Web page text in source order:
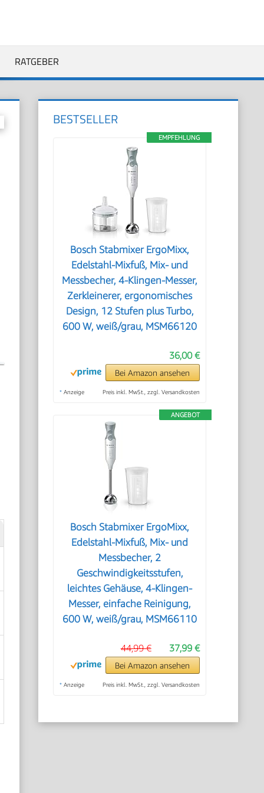
RATGEBER
BESTSELLER
EMPFEHLUNG
Bosch Stabmixer ErgoMixx,
Edelstahl-Mixfuß, Mix- und
Messbecher, 4-Klingen-Messer,
Zerkleinerer, ergonomisches
Design, 12 Stufen plus Turbo,
600 W, weiß/grau, MSM66120
36,00 €
Bei Amazon ansehen
* Anzeige Preis inkl. MwSt., zzgl. Versandkosten
ANGEBOT
Bosch Stabmixer ErgoMixx,
Edelstahl-Mixfuß, Mix- und
Messbecher, 2
Geschwindigkeitsstufen,
leichtes Gehäuse, 4-Klingen-
Messer, einfache Reinigung,
600 W, weiß/grau, MSM66110
37,99 €
44,99 €
Bei Amazon ansehen
* Anzeige Preis inkl. MwSt., zzgl. Versandkosten